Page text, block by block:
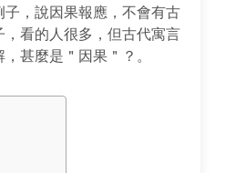
，說因果報應，不會有古
看的人很多，但古代寓言
甚麼是＂因果＂？。